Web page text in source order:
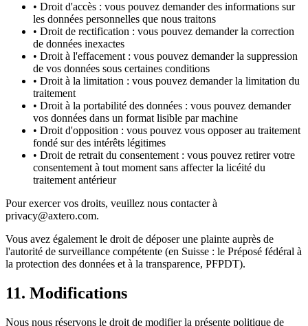
• Droit d'accès : vous pouvez demander des informations sur
les données personnelles que nous traitons
• Droit de rectification : vous pouvez demander la correction
de données inexactes
• Droit à l'effacement : vous pouvez demander la suppression
de vos données sous certaines conditions
• Droit à la limitation : vous pouvez demander la limitation du
traitement
• Droit à la portabilité des données : vous pouvez demander
vos données dans un format lisible par machine
• Droit d'opposition : vous pouvez vous opposer au traitement
fondé sur des intérêts légitimes
• Droit de retrait du consentement : vous pouvez retirer votre
consentement à tout moment sans affecter la licéité du
traitement antérieur
Pour exercer vos droits, veuillez nous contacter à
privacy@axtero.com.
Vous avez également le droit de déposer une plainte auprès de
l'autorité de surveillance compétente (en Suisse : le Préposé fédéral à
la protection des données et à la transparence, PFPDT).
11. Modifications
Nous nous réservons le droit de modifier la présente politique de